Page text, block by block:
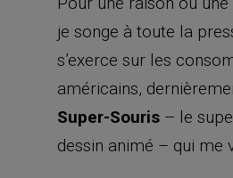
je songe à toute la
s’exerce sur les
américains,
Super-Souris – le
dessin animé – qui me